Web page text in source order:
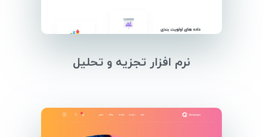
نرم افزار تجزیه و تحلیل